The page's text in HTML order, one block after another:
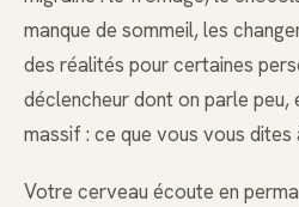
manque de sommeil, les
des réalités pour certaines
déclencheur dont on parle
massif : ce que vous vous dites
Votre cerveau écoute en